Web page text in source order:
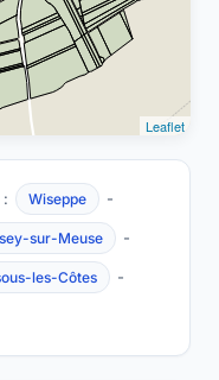
Leaflet
Wiseppe -
sur-Meuse -
les-Côtes -